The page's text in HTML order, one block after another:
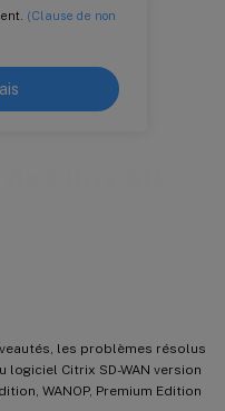
(Clause de non
les problèmes résolus
Citrix SD-WAN version
WANOP, Premium Edition